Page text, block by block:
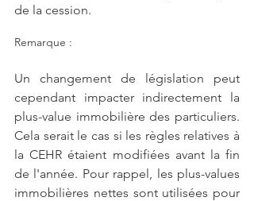
de la cession.
Remarque :
Un changement de législation peut
cependant impacter indirectement la
plus-value immobilière des particuliers.
Cela serait le cas si les règles relatives à
la CEHR étaient modifiées avant la fin
de l'année. Pour rappel, les plus-values
immobilières nettes sont utilisées pour